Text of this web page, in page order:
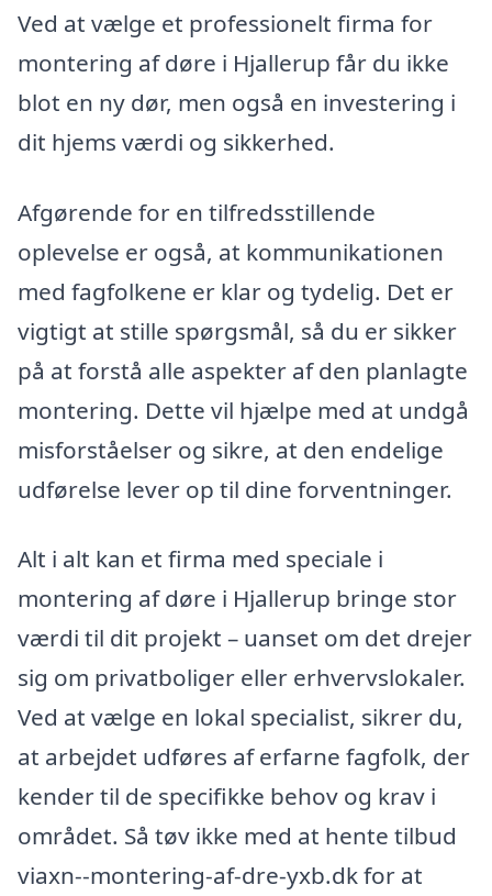
Ved at vælge et professionelt firma for
montering af døre i Hjallerup får du ikke
blot en ny dør, men også en investering i
dit hjems værdi og sikkerhed.
Afgørende for en tilfredsstillende
oplevelse er også, at kommunikationen
med fagfolkene er klar og tydelig. Det er
vigtigt at stille spørgsmål, så du er sikker
på at forstå alle aspekter af den planlagte
montering. Dette vil hjælpe med at undgå
misforståelser og sikre, at den endelige
udførelse lever op til dine forventninger.
Alt i alt kan et firma med speciale i
montering af døre i Hjallerup bringe stor
værdi til dit projekt – uanset om det drejer
sig om privatboliger eller erhvervslokaler.
Ved at vælge en lokal specialist, sikrer du,
at arbejdet udføres af erfarne fagfolk, der
kender til de specifikke behov og krav i
området. Så tøv ikke med at hente tilbud
viaxn--montering-af-dre-yxb.dk for at